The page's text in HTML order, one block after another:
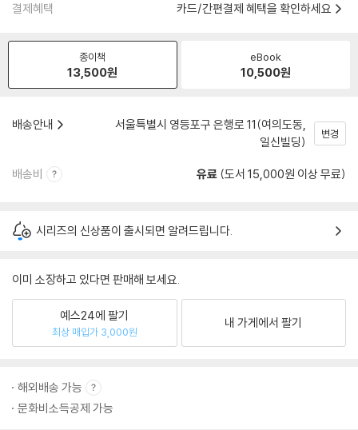
결제혜택 카드/간편결제 혜택을 확인하세요
종이책
13,500원
eBook
10,500원
배송안내
서울특별시 영등포구 은행로 11(여의도동,
일신빌딩)
변경
배송비 유료 (도서 15,000원 이상 무료)
시리즈의 신상품이 출시되면 알려드립니다.
이미 소장하고 있다면 판매해 보세요.
예스24에 팔기
최상 매입가 3,000원
내 가게에서 팔기
해외배송 가능
문화비소득공제 가능